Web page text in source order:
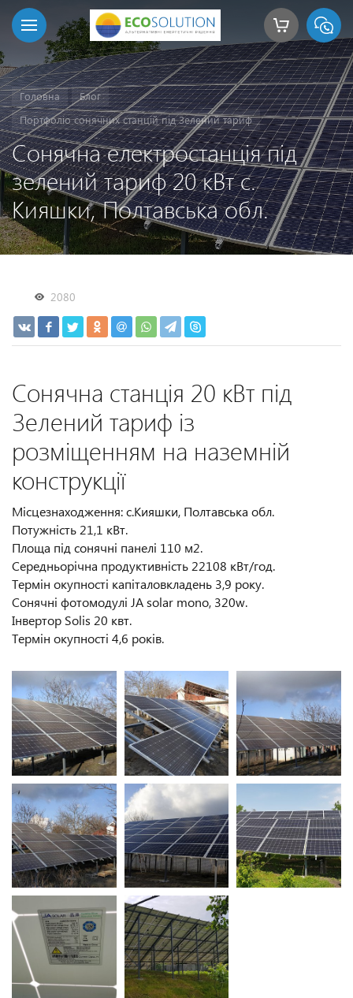
Головна
Блог
Портфоліо сонячних станцій під Зелений тариф
Сонячна електростанція під
зелений тариф 20 кВт с.
Кияшки, Полтавська обл.
2080
Сонячна станція 20 кВт під
Зелений тариф із
розміщенням на наземній
конструкції
Місцезнаходження: с.Кияшки, Полтавська обл.
Потужність 21,1 кВт.
Площа під сонячні панелі 110 м2.
Середньорічна продуктивність 22108 кВт/год.
Термін окупності капіталовкладень 3,9 року.
Сонячні фотомодулі JA solar mono, 320w.
Інвертор Solis 20 квт.
Термін окупності 4,6 років.